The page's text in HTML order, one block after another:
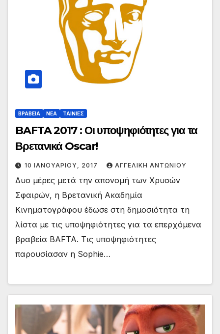
ΒΡΑΒΕΙΑ ΝΕΑ ΤΑΙΝΙΕΣ
BAFTA 2017 : Οι υποψηφιότητες για τα
Βρετανικά Oscar!
10 ΙΑΝΟΥΑΡΊΟΥ, 2017 ΑΓΓΕΛΙΚΉ ΑΝΤΩΝΊΟΥ
Δυο μέρες μετά την απονομή των Χρυσών
Σφαιρών, η Βρετανική Ακαδημία
Κινηματογράφου έδωσε στη δημοσιότητα τη
λίστα με τις υποψηφιότητες για τα επερχόμενα
βραβεία BAFTA. Τις υποψηφιότητες
παρουσίασαν η Sophie…